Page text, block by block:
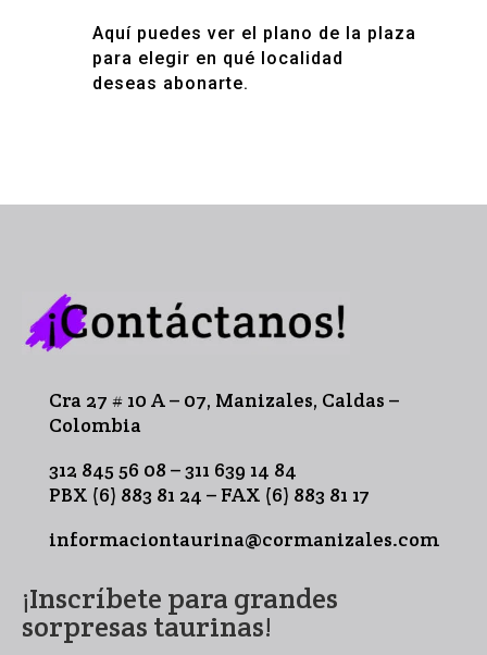
Aquí puedes ver el plano de la plaza
para elegir en qué localidad
deseas abonarte.
Cra 27 # 10 A – 07, Manizales, Caldas –
Colombia
312 845 56 08 – 311 639 14 84
PBX (6) 883 81 24 – FAX (6) 883 81 17
informaciontaurina@cormanizales.com
¡Inscríbete para grandes
sorpresas taurinas!